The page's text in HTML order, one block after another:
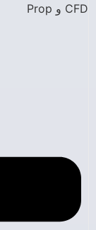
CFD و Prop